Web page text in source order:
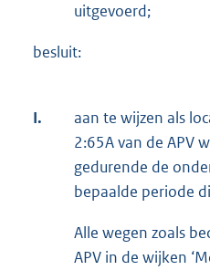
uitgevoerd;
besluit:
I.
aan te wijzen als
2:65A van de APV
gedurende de
bepaalde periode
Alle wegen zoals
APV in de wijken